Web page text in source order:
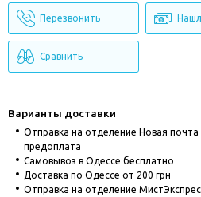
Перезвонить
Сравнить
Варианты доставки
Отправка на отделение Новая почта
предоплата
Cамовывоз в Одессе бесплатно
Доставка по Одессе от 200 грн
Отправка на отделение